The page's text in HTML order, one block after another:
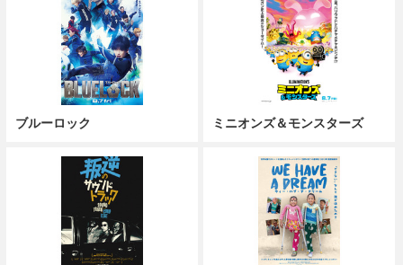
ブルーロック ミニオンズ＆モンスターズ